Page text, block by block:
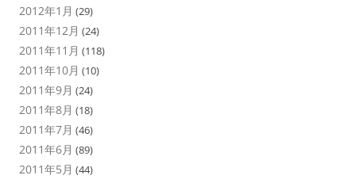
2012年1月 (29)
2011年12月 (24)
2011年11月 (118)
2011年10月 (10)
2011年9月 (24)
2011年8月 (18)
2011年7月 (46)
2011年6月 (89)
2011年5月 (44)